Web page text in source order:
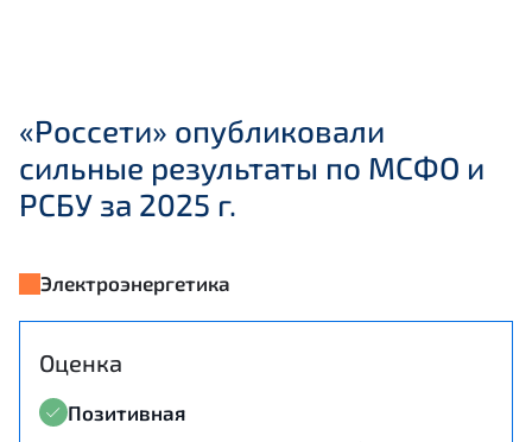
«Россети» опубликовали
сильные результаты по МСФО и
РСБУ за 2025 г.
Электроэнергетика
Оценка
Позитивная